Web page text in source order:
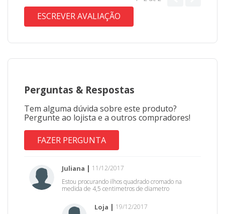
ESCREVER AVALIAÇÃO
Perguntas & Respostas
Tem alguma dúvida sobre este produto?
Pergunte ao lojista e a outros compradores!
FAZER PERGUNTA
Juliana
11/12/2017
Estou procurando ilhos quadrado cromado na
medida de 4,5 centimetros de diametro
Loja
19/12/2017